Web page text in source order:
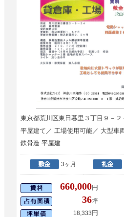
東京都荒川区東日暮里３丁目９－
平屋建て／ 工場使用可能／ 大型
鉄骨造 平屋建
3ヶ月
660,000円
36坪
18,333円